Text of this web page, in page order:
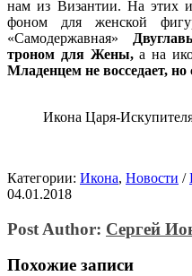
нам из Византии. На этих
фоном для женской
«Самодержавная»
троном для Жены,а на
Младенцем не восседает, но
Икона Царя-
Категории: Икона, Новости /
04.01.2018
Post Author: Сергей
Похожие записи